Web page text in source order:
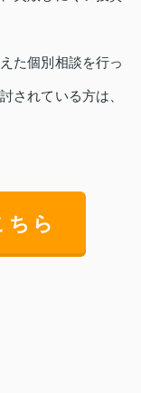
た個別相談を行っ
されている方は、
ら